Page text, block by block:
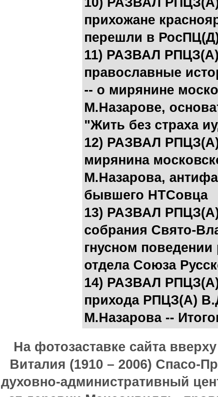
прихожане
перешли в
11) РАЗВАЛ
православные
-- о мирянине
М.Назарове,
"Жить без страха
12) РАЗВАЛ
мирянина
М.Назарова,
бывшего НТСовца
13) РАЗВАЛ
собрания Свято-
гнусном
отдела Союза
14) РАЗВАЛ
прихода РПЦЗ(А)
М.Назарова --
На фотозаставке сайта
Виталия (1910 – 2006) Спасо-
духовно-административный